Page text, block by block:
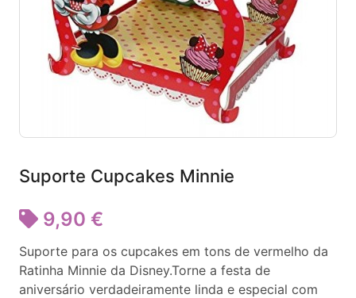
Suporte Cupcakes Minnie
9,90 €
Suporte para os cupcakes em tons de vermelho da
Ratinha Minnie da Disney.Torne a festa de
aniversário verdadeiramente linda e especial com